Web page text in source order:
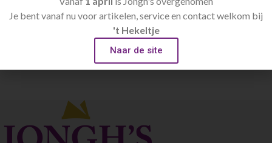
Artikelnummer:550.1
Schalen / kommen
Je bent vanaf nu voor artikelen, service en contact welkom bij
't Hekeltje
Naar de site